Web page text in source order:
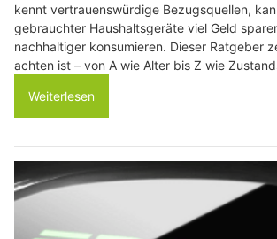
kennt vertrauenswürdige Bezugsquellen,
gebrauchter Haushaltsgeräte viel Geld
nachhaltiger konsumieren. Dieser Ratgeber
achten ist – von A wie Alter bis Z wie
Weiterlesen